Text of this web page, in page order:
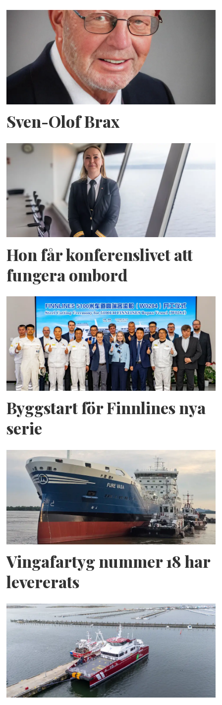
Sven-Olof Brax
Hon får konferenslivet att
fungera ombord
Byggstart för Finnlines nya
serie
Vingafartyg nummer 18 har
levererats